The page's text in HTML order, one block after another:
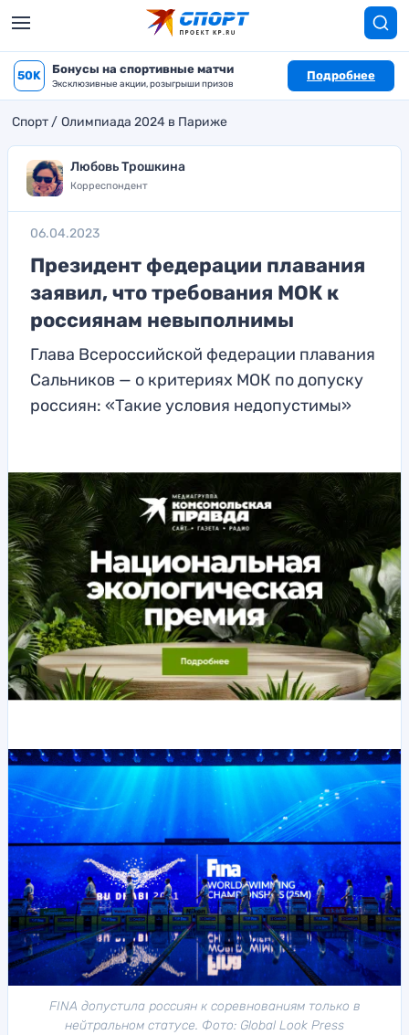
50K Бонусы на спортивные матчи
Эксклюзивные акции, розыгрыши призов
Подробнее
Спорт Олимпиада 2024 в Париже
Любовь Трошкина
Корреспондент
06.04.2023
Президент федерации плавания
заявил, что требования МОК к
россиянам невыполнимы
Глава Всероссийской федерации плавания
Сальников — о критериях МОК по допуску
россиян: «Такие условия недопустимы»
FINA допустила россиян к соревнованиям только в
нейтральном статусе. Фото: Global Look Press